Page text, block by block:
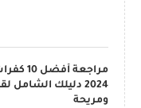
مراجعة
2024 دليلك الشامل
ومريحة